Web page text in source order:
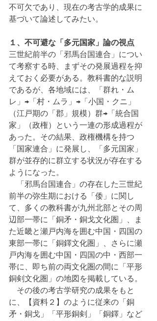
不可欠であり、現在の考古学的成果に
基づいて論述してみたい。
１、不可避な「多元国家」論の視点
三世紀前半の「邪馬台国連合」につい
て考察する時、まずその発展過程を抑
えておく必要がある。教科書的な説明
であるが、各地域には、「群れ・ム
レ」→「村・ムラ」→「小国・クニ」
（江戸期の「郡」規模）群→「統合国
家」（政権）という一連の形成過程が
あった。その結果、政権機構を持つ
「国家連合」に発展し、「多元国家」
群が並存的に群立する状況が存在する
ようになった。
「邪馬台国連合」の存在した三世紀
前半の弥生期における「倭」に関し
て、多くの教科書が九州北部とその周
辺部一帯に「銅矛・銅戈文化圏」、ま
た近畿と瀬戸内海を囲む中国・四国の
東部一帯に「銅鐸文化圏」、さらに瀬
戸内海を囲む中国・四国の中・西部一
帯に、即ち前の両文化圏の間に「平形
銅剣文化圏」の地図を掲載している。
その後の考古学研究の成果をもと
に、【資料２】のように従来の「銅
矛・銅戈」「平形銅剣」「銅鐸」など